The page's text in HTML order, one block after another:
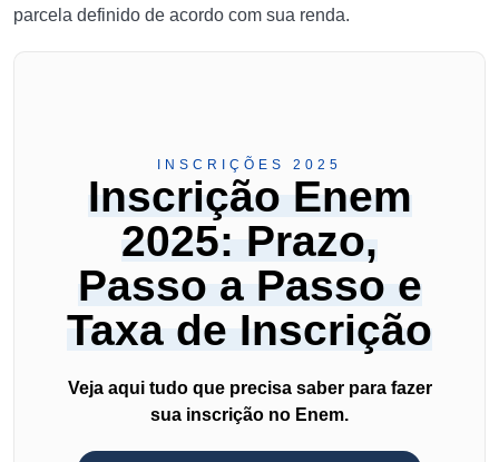
parcela definido de acordo com sua renda.
INSCRIÇÕES 2025
Inscrição Enem
2025: Prazo,
Passo a Passo e
Taxa de Inscrição
Veja aqui tudo que precisa saber para fazer
sua inscrição no Enem.